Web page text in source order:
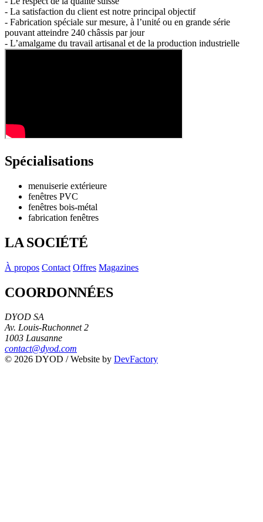
- La satisfaction du client est notre principal objectif
- Fabrication spéciale sur mesure, à l’unité ou en grande série
pouvant atteindre 240 châssis par jour
- L’amalgame du travail artisanal et de la production industrielle
Spécialisations
menuiserie extérieure
fenêtres PVC
fenêtres bois-métal
fabrication fenêtres
LA SOCIÉTÉ
À propos Contact Offres Magazines
COORDONNÉES
DYOD SA
Av. Louis-Ruchonnet 2
1003 Lausanne
contact@dyod.com
© 2026 DYOD / Website by DevFactory